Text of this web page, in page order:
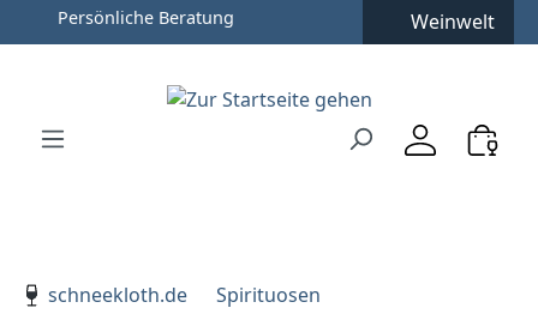
Zum Hauptinhalt springen
Zur Hauptnavigation springen
Persönliche Beratung Weinwelt
schneekloth.de
Spirituosen